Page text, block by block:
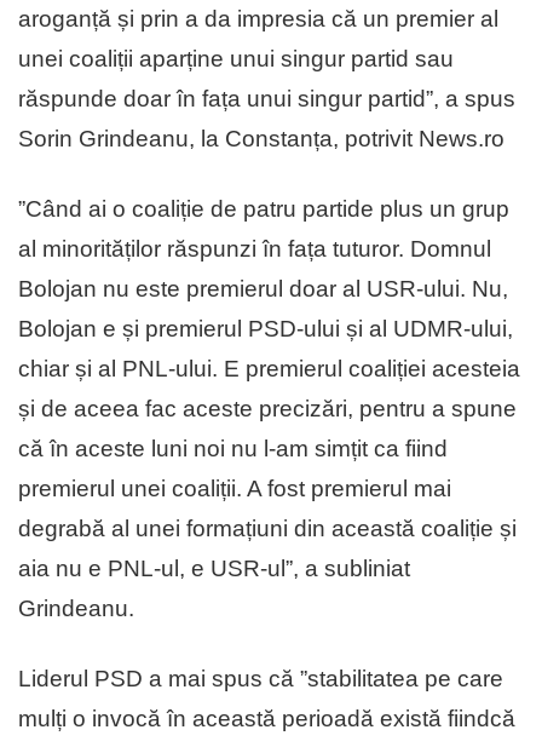
aroganță și prin a da impresia că un premier al
unei coaliții aparține unui singur partid sau
răspunde doar în fața unui singur partid”, a spus
Sorin Grindeanu, la Constanța, potrivit News.ro
”Când ai o coaliție de patru partide plus un grup
al minorităților răspunzi în fața tuturor. Domnul
Bolojan nu este premierul doar al USR-ului. Nu,
Bolojan e și premierul PSD-ului și al UDMR-ului,
chiar și al PNL-ului. E premierul coaliției acesteia
și de aceea fac aceste precizări, pentru a spune
că în aceste luni noi nu l-am simțit ca fiind
premierul unei coaliții. A fost premierul mai
degrabă al unei formațiuni din această coaliție și
aia nu e PNL-ul, e USR-ul”, a subliniat
Grindeanu.
Liderul PSD a mai spus că ”stabilitatea pe care
mulți o invocă în această perioadă există fiindcă